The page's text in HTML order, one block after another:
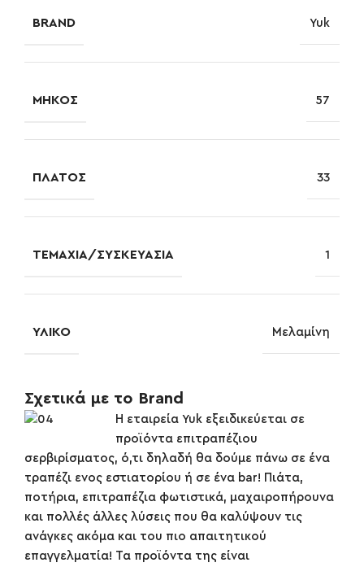
BRAND Yuk
ΜΉΚΟΣ 57
ΠΛΆΤΟΣ 33
ΤΕΜΆΧΙΑ/ΣΥΣΚΕΥΑΣΊΑ 1
ΥΛΙΚΌ Μελαμίνη
Σχετικά με το Brand
Η εταιρεία Yuk εξειδικεύεται σε
προϊόντα επιτραπέζιου
σερβιρίσματος, ό,τι δηλαδή θα δούμε πάνω σε ένα
τραπέζι ενος εστιατορίου ή σε ένα bar! Πιάτα,
ποτήρια, επιτραπέζια φωτιστικά, μαχαιροπήρουνα
και πολλές άλλες λύσεις που θα καλύψουν τις
ανάγκες ακόμα και του πιο απαιτητικού
επαγγελματία! Τα προϊόντα της είναι